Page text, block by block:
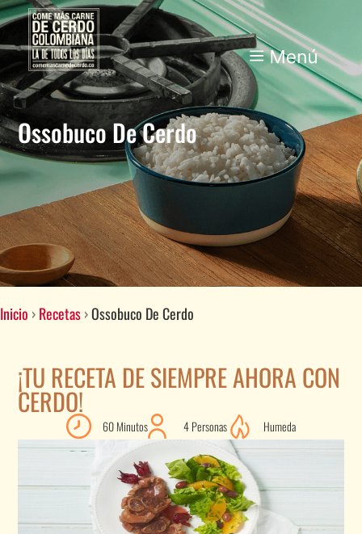
Ossobuco De Cerdo
Inicio ›Recetas›Ossobuco De Cerdo
¡TU RECETA DE SIEMPRE AHORA CON
CERDO!
60 Minutos 4 Personas Humeda